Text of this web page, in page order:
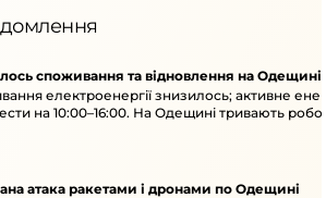
споживання та відновлення на Одещині
електроенергії знизилось; активне
на 10:00–16:00. На Одещині тривають
атака ракетами і дронами по Одещині